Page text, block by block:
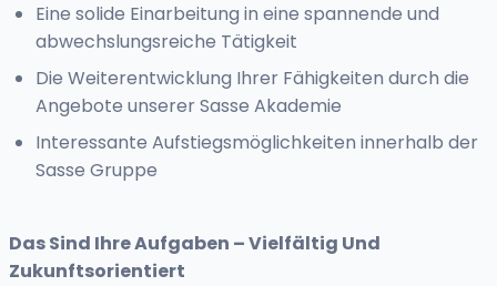
Eine solide Einarbeitung in eine spannende und
abwechslungsreiche Tätigkeit
Die Weiterentwicklung Ihrer Fähigkeiten durch die
Angebote unserer Sasse Akademie
Interessante Aufstiegsmöglichkeiten innerhalb der
Sasse Gruppe
Das Sind Ihre Aufgaben – Vielfältig Und
Zukunftsorientiert